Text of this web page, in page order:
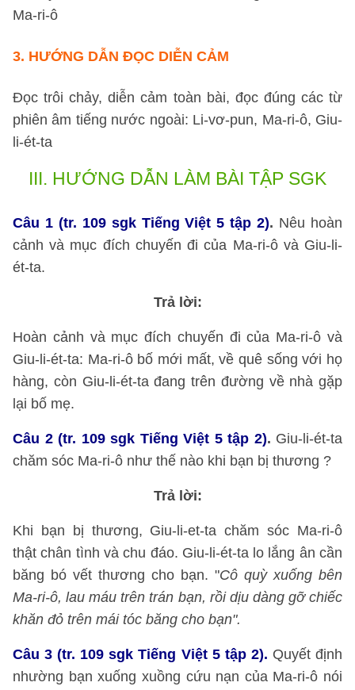
Ma-ri-ô
3. HƯỚNG DẪN ĐỌC DIỄN CẢM
Đọc trôi chảy, diễn cảm toàn bài, đọc đúng các từ
phiên âm tiếng nước ngoài: Li-vơ-pun, Ma-ri-ô, Giu-
li-ét-ta
III. HƯỚNG DẪN LÀM BÀI TẬP SGK
Câu 1(tr. 109 sgk Tiếng Việt 5 tập 2). Nêu hoàn
cảnh và mục đích chuyến đi của Ma-ri-ô và Giu-li-
ét-ta.
Trả lời:
Hoàn cảnh và mục đích chuyến đi của Ma-ri-ô và
Giu-li-ét-ta: Ma-ri-ô bố mới mất, về quê sống với họ
hàng, còn Giu-li-ét-ta đang trên đường về nhà gặp
lại bố mẹ.
Câu 2 (tr. 109 sgk Tiếng Việt 5 tập 2). Giu-li-ét-ta
chăm sóc Ma-ri-ô như thế nào khi bạn bị thương ?
Trả lời:
Khi bạn bị thương, Giu-li-et-ta chăm sóc Ma-ri-ô
thật chân tình và chu đáo. Giu-li-ét-ta lo lắng ân cần
băng bó vết thương cho bạn. "Cô quỳ xuống bên
Ma-ri-ô, lau máu trên trán bạn, rồi dịu dàng gỡ chiếc
khăn đỏ trên mái tóc băng cho bạn".
Câu 3 (tr. 109 sgk Tiếng Việt 5 tập 2). Quyết định
nhường bạn xuống xuồng cứu nạn của Ma-ri-ô nói